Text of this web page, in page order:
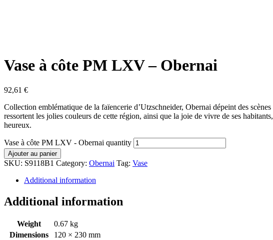
Vase à côte PM LXV – Obernai
92,61 €
Collection emblématique de la faïencerie d’Utzschneider, Obernai dépeint des
ressortent les jolies couleurs de cette région, ainsi que la joie de vivre de ses
heureux.
Vase à côte PM LXV - Obernai quantity
Ajouter au panier
SKU: S9118B1 Category: Obernai Tag: Vase
Additional information
Additional information
Weight
0.67 kg
Dimensions
120 × 230 mm